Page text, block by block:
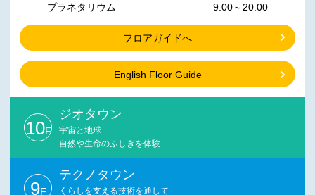
プラネタリウム
9:00～20:00
フロアガイドへ
English Floor Guide
10F
ジオタウン
宇宙と地球
自然や生命のふしぎを体験
9F
テクノタウン
くらしを支える技術を通して